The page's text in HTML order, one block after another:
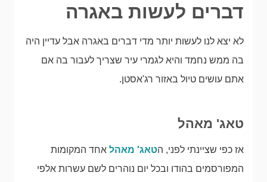
דברים לעשות באגרה
לא יצא לנו לעשות יותר מדי דברים באגרה אבל עדיין היה
בה ממש נחמד והיא לגמרי עיר שצריך לעבור בה אם
אתם עושים טיול באזור רג'אסטן.
טאג' מאהל
אז כפי שציינתי לפני, הטאג' מאהל אחד המקומות
המפורסמים בהודו ובכל יום נוהרים לשם עשרות אלפי